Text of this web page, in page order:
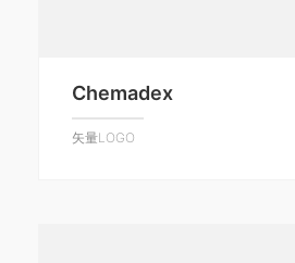
Chemadex
矢量LOGO